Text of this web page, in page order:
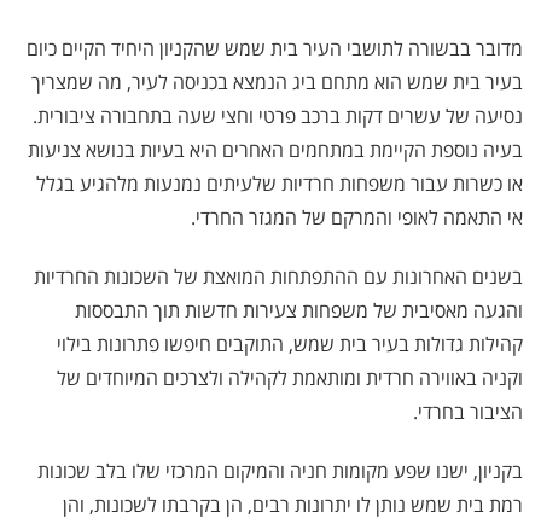
מדובר בבשורה לתושבי העיר בית שמש שהקניון היחיד הקיים כיום
בעיר בית שמש הוא מתחם ביג הנמצא בכניסה לעיר, מה שמצריך
נסיעה של עשרים דקות ברכב פרטי וחצי שעה בתחבורה ציבורית.
בעיה נוספת הקיימת במתחמים האחרים היא בעיות בנושא צניעות
או כשרות עבור משפחות חרדיות שלעיתים נמנעות מלהגיע בגלל
אי התאמה לאופי והמרקם של המגזר החרדי.
בשנים האחרונות עם ההתפתחות המואצת של השכונות החרדיות
והגעה מאסיבית של משפחות צעירות חדשות תוך התבססות
קהילות גדולות בעיר בית שמש, התוקבים חיפשו פתרונות בילוי
וקניה באווירה חרדית ומותאמת לקהילה ולצרכים המיוחדים של
הציבור בחרדי.
בקניון, ישנו שפע מקומות חניה והמיקום המרכזי שלו בלב שכונות
רמת בית שמש נותן לו יתרונות רבים, הן בקרבתו לשכונות, והן